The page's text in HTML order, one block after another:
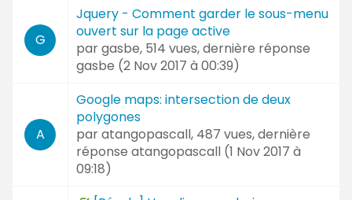
G
Jquery - Comment garder le sous-menu
ouvert sur la page active
pargasbe, 514 vues, dernière réponse
gasbe (2 Nov 2017 à 00:39)
A
Google maps: intersection de deux
polygones
paratangopascall, 487 vues, dernière
réponse atangopascall (1 Nov 2017 à
09:18)